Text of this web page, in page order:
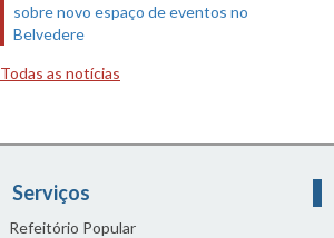
sobre novo espaço de eventos no
Belvedere
Todas as notícias
Serviços
Refeitório Popular